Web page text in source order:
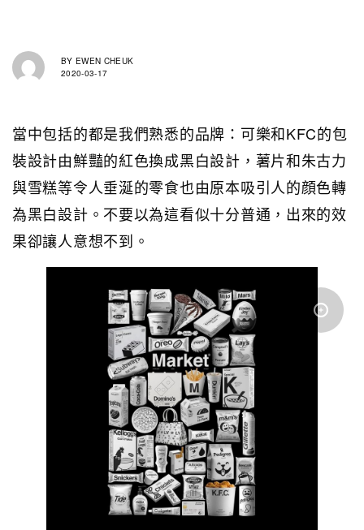
BY EWEN CHEUK
2020-03-17
當中包括的都是我們熟悉的品牌：可樂和KFC的包
裝設計由鮮豔的紅色換成黑白設計，薯片和朱古力
與雪糕等令人垂涎的零食也由原本吸引人的顔色轉
為黑白設計。不要以為這看似十分普通，出來的效
果卻讓人意想不到。